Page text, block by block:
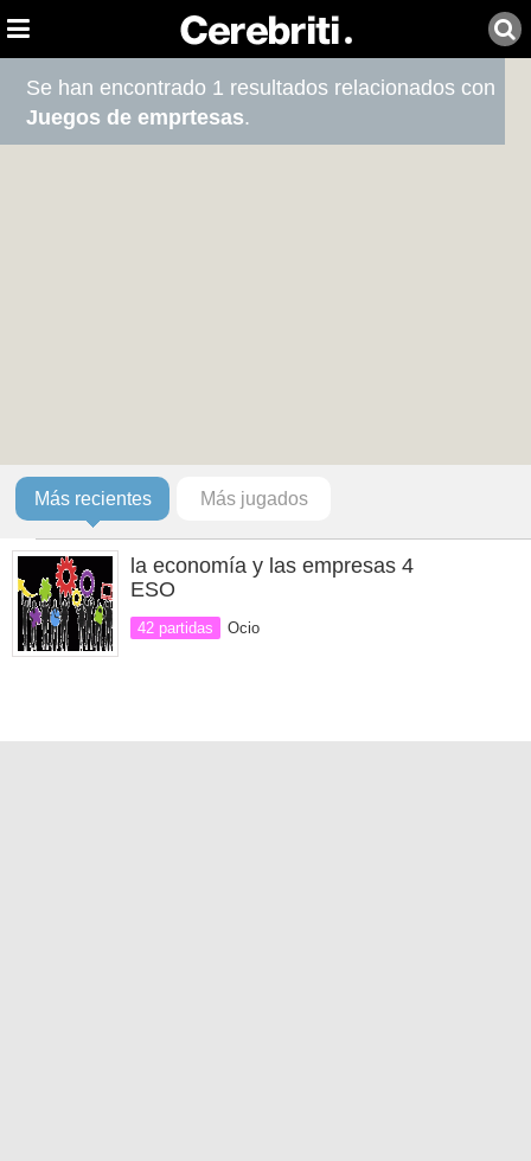
Se han encontrado 1 resultados relacionados con
Juegos de emprtesas.
Más recientes Más jugados
la economía y las empresas 4
ESO
42 partidas Ocio